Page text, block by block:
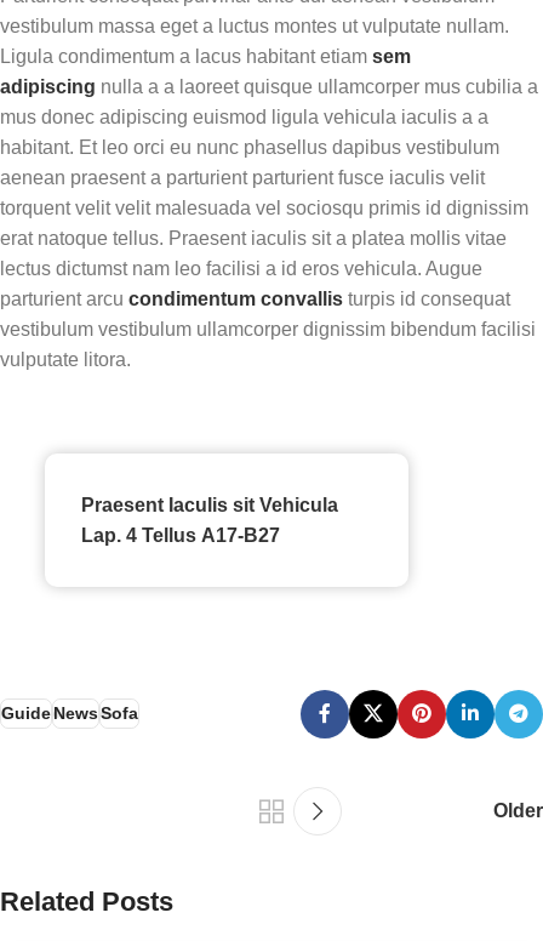
vestibulum massa eget a luctus montes ut vulputate nullam.
Ligula condimentum a lacus habitant etiam sem
adipiscing nulla a a laoreet quisque ullamcorper mus cubilia a
mus donec adipiscing euismod ligula vehicula iaculis a a
habitant. Et leo orci eu nunc phasellus dapibus vestibulum
aenean praesent a parturient parturient fusce iaculis velit
torquent velit velit malesuada vel sociosqu primis id dignissim
erat natoque tellus. Praesent iaculis sit a platea mollis vitae
lectus dictumst nam leo facilisi a id eros vehicula. Augue
parturient arcu condimentum convallis turpis id consequat
vestibulum vestibulum ullamcorper dignissim bibendum facilisi
vulputate litora.
Praesent Iaculis sit Vehicula
Lap. 4 Tellus A17-B27
GuideNewsSofa
Older
Related Posts